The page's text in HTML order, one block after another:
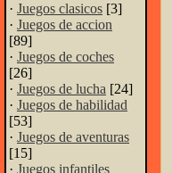
· Juegos clasicos [3]
· Juegos de accion
[89]
· Juegos de coches
[26]
· Juegos de lucha [24]
· Juegos de habilidad
[53]
· Juegos de aventuras
[15]
· Juegos infantiles